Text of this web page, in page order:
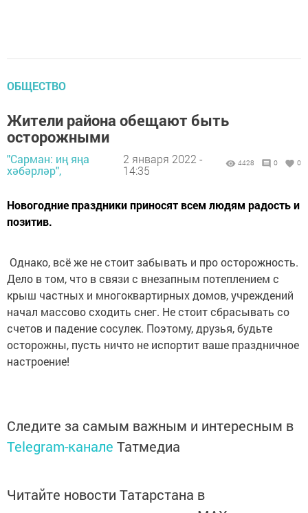
ОБЩЕСТВО
Жители района обещают быть
осторожными
"Сарман: иң яңа
хәбәрләр",
2 января 2022 -
14:35
4428 0 0
Новогодние праздники приносят всем людям радость и
позитив.
Однако, всё же не стоит забывать и про осторожность.
Дело в том, что в связи с внезапным потеплением с
крыш частных и многоквартирных домов, учреждений
начал массово сходить снег. Не стоит сбрасывать со
счетов и падение сосулек. Поэтому, друзья, будьте
осторожны, пусть ничто не испортит ваше праздничное
настроение!
Следите за самым важным и интересным в
Telegram-канале Татмедиа
Читайте новости Татарстана в